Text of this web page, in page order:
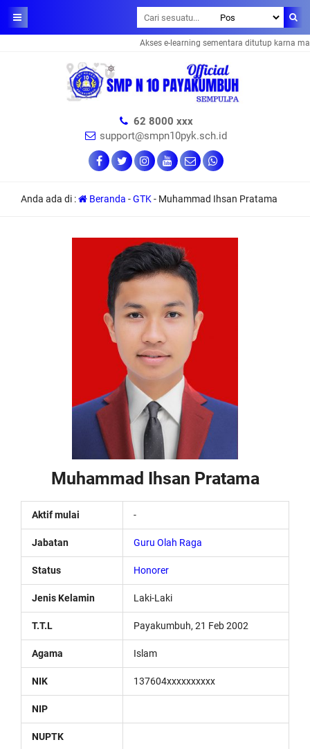
Akses e-learning sementara ditutup karna
62 8000 xxx
support@smpn10pyk.sch.id
Anda ada di : Beranda -GTK- Muhammad Ihsan Pratama
Muhammad Ihsan Pratama
Aktif mulai -
Jabatan Guru Olah Raga
Status Honorer
Jenis Kelamin Laki-Laki
T.T.L Payakumbuh, 21 Feb 2002
Agama Islam
NIK 137604xxxxxxxxxx
NIP
NUPTK